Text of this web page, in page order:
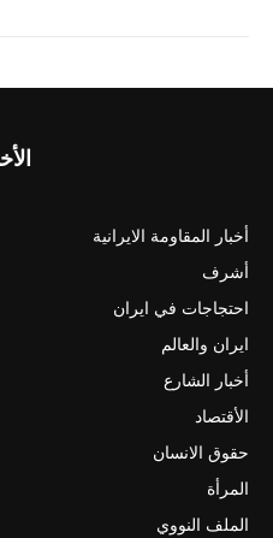
أخبار المقاومة الايرانية
أشرف
احتجاجات في ايران
ايران والعالم
أخبار الشارع
الأقتصاد
حقوق الانسان
المرأة
الملف النووي